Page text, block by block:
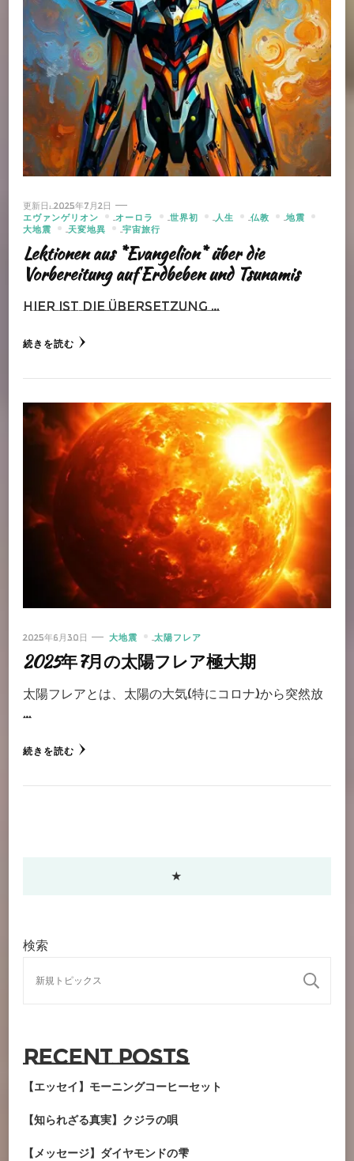
更新日:2025年7月2日
エヴァンゲリオン
オーロラ 世界初 人生 仏教
地震
大地震
天変地異 宇宙旅行
Lektionen aus *Evangelion* über die
Vorbereitung auf Erdbeben und Tsunamis
Hier ist die Übersetzung …
続きを読む
2025年6月30日 大地震 太陽フレア
2025年7月の太陽フレア極大期
太陽フレアとは、太陽の大気(特にコロナ)から突然放
…
続きを読む
★
検索
Recent Posts
【エッセイ】モーニングコーヒーセット
【知られざる真実】クジラの唄
【メッセージ】ダイヤモンドの雫